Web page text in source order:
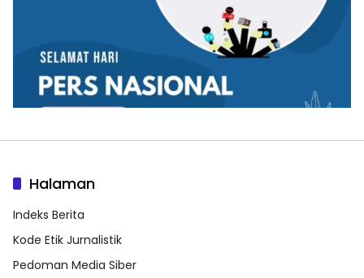
Halaman
Indeks Berita
Kode Etik Jurnalistik
Pedoman Media Siber